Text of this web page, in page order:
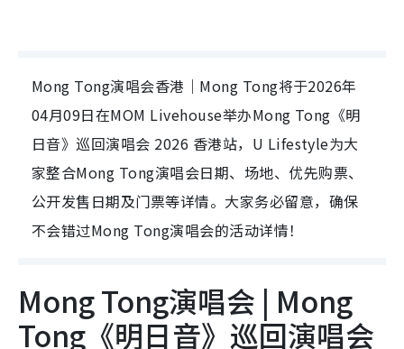
Mong Tong演唱会香港｜Mong Tong将于2026年
04月09日在MOM Livehouse举办Mong Tong《明
日音》巡回演唱会 2026 香港站，U Lifestyle为大
家整合Mong Tong演唱会日期、场地、优先购票、
公开发售日期及门票等详情。大家务必留意，确保
不会错过Mong Tong演唱会的活动详情！
Mong Tong演唱会 | Mong
Tong《明日音》巡回演唱会